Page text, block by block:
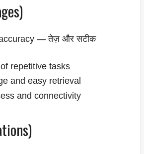
— तेज़ और सटीक
repetitive tasks
and easy retrieval
and connectivity